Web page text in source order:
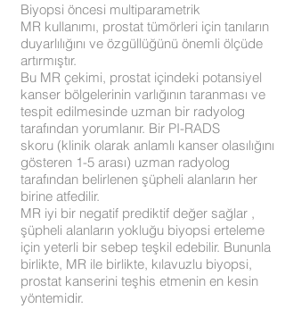
Biyopsi öncesi multiparametrik
MR kullanımı, prostat tümörleri için tanıların
duyarlılığını ve özgüllüğünü önemli ölçüde
artırmıştır.
Bu MR çekimi, prostat içindeki potansiyel
kanser bölgelerinin varlığının taranması ve
tespit edilmesinde uzman bir radyolog
tarafından yorumlanır. Bir PI-RADS
skoru (klinik olarak anlamlı kanser olasılığını
gösteren 1-5 arası) uzman radyolog
tarafından belirlenen şüpheli alanların her
birine atfedilir.
MR iyi bir negatif prediktif değer sağlar ,
şüpheli alanların yokluğu biyopsi erteleme
için yeterli bir sebep teşkil edebilir. Bununla
birlikte, MR ile birlikte, kılavuzlu biyopsi,
prostat kanserini teşhis etmenin en kesin
yöntemidir.